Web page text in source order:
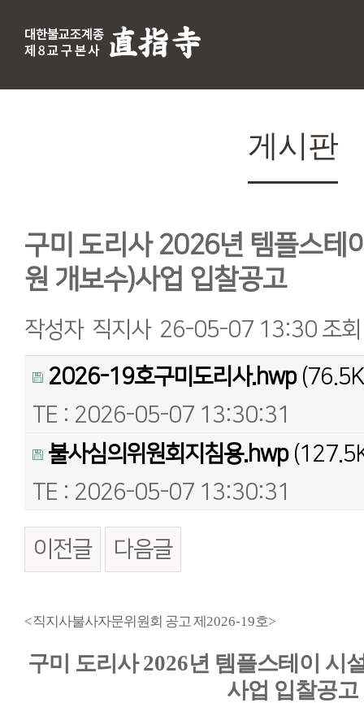
게시판
구미 도리사 2026년 템플스테
원 개보수)사업 입찰공고
작성자 직지사 26-05-07 13:30 조회
2026-19호구미도리사.hwp
TE : 2026-05-07 13:30:31
불사심의위원회지침용.hwp
TE : 2026-05-07 13:30:31
이전글 다음글
본문
<직지사불사자문위원회 공고 제2026-19호>
구미 도리사2026년 템플스테이 시
사업 입찰공고